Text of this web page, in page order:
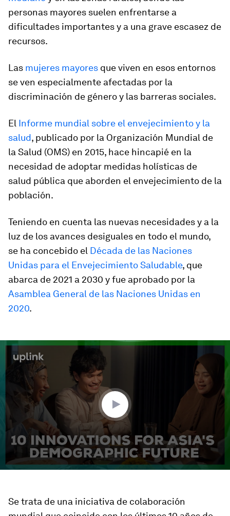
personas mayores suelen enfrentarse a
dificultades importantes y a una grave escasez de
recursos.
Las mujeres mayores que viven en esos entornos
se ven especialmente afectadas por la
discriminación de género y las barreras sociales.
El Informe mundial sobre el envejecimiento y la
salud, publicado por la Organización Mundial de
la Salud (OMS) en 2015, hace hincapié en la
necesidad de adoptar medidas holísticas de
salud pública que aborden el envejecimiento de la
población.
Teniendo en cuenta las nuevas necesidades y a la
luz de los avances desiguales en todo el mundo,
se ha concebido el Década de las Naciones
Unidas para el Envejecimiento Saludable, que
abarca de 2021 a 2030 y fue aprobado por la
Asamblea General de las Naciones Unidas en
2020.
seconds
minutes,
seconds
Se trata de una iniciativa de colaboración